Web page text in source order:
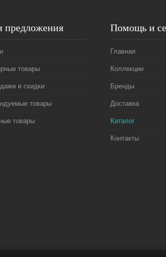
предложения
товары
и скидки
товары
товары
Помощь и
Главная
Коллекции
Бренды
Доставка
Каталог
Контакты